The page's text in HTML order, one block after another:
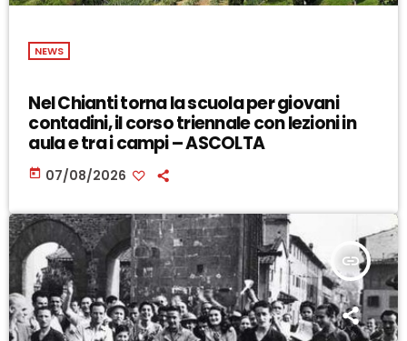
NEWS
Nel Chianti torna la scuola per giovani
contadini, il corso triennale con lezioni in
aula e tra i campi – ASCOLTA
today 07/08/2026
insert_link